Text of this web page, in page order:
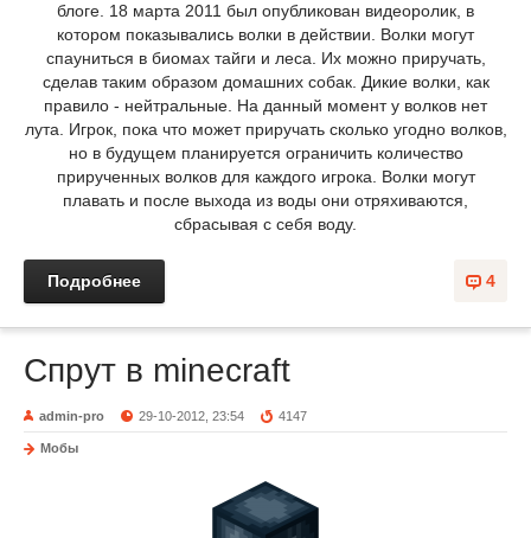
блоге. 18 марта 2011 был опубликован видеоролик, в
котором показывались волки в действии. Волки могут
спауниться в биомах тайги и леса. Их можно приручать,
сделав таким образом домашних собак. Дикие волки, как
правило - нейтральные. На данный момент у волков нет
лута. Игрок, пока что может приручать сколько угодно волков,
но в будущем планируется ограничить количество
прирученных волков для каждого игрока. Волки могут
плавать и после выхода из воды они отряхиваются,
сбрасывая с себя воду.
4
Подробнее
Спрут в minecraft
admin-pro 29-10-2012, 23:54 4147
Мобы